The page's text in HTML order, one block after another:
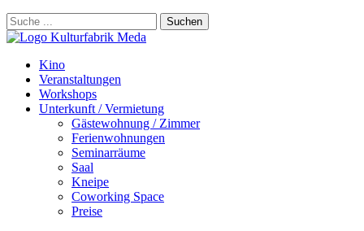
Suchen
Kino
Veranstalt­ungen
Workshops
Unterkunft / Vermietung
Gäste­wohnung / Zimmer
Ferien­wohnungen
Seminarräume
Saal
Kneipe
Coworking Space
Preise